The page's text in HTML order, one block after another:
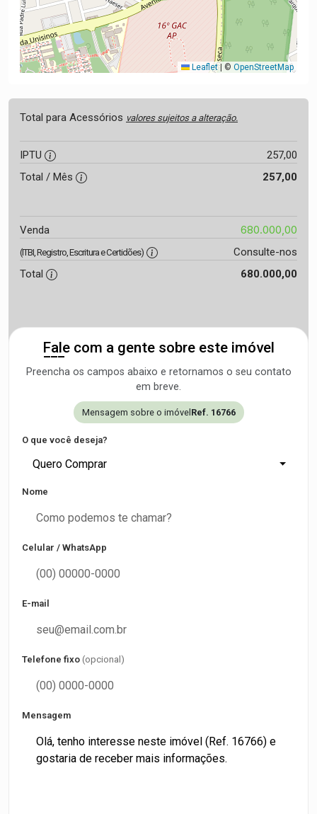
Leaflet © OpenStreetMap
Total para Acessórios valores sujeitos a alteração.
IPTU
257,00
Total / Mês
257,00
Venda 680.000,00
(ITBI, Registro, Escritura e Certidões)
Consulte-nos
Total
680.000,00
Fale com a gente sobre este imóvel
Preencha os campos abaixo e retornamos o seu contato
em breve.
Mensagem sobre o imóvel Ref. 16766
O que você deseja?
Quero Comprar
Nome
Celular / WhatsApp
E-mail
Telefone fixo (opcional)
Mensagem